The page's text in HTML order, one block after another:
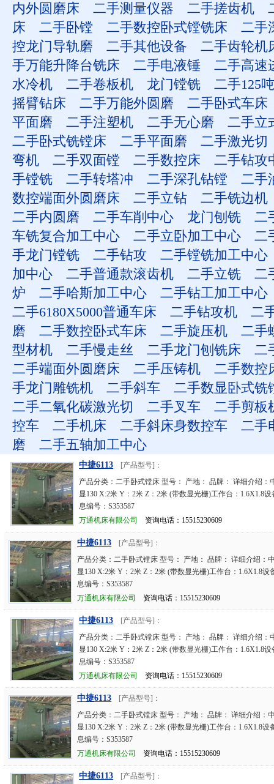
内外圆磨床
二手测量仪器 二手搓齿机
床
二手卧镗 二手数控卧式镗铣床
二手
控龙门导轨磨
二手其他设备
二手齿轮机
手万能升降台铣床
二手电液锤
二手高速
水冷机
二手卷板机 龙门镗铣
二手125
摇臂钻床
二手万能外圆磨
二手卧式车床
平面磨
二手注塑机 二手无心磨
二手立
二手卧式铣镗床
二手平面磨
二手激光切
弯机
二手双面镗 二手数控床
二手钻攻
手镗铣
二手转塔冲 二手深孔钻镗
二手
数控端面外圆磨床
二手立钻
二手铣边机
二手内圆磨
二手车削中心 龙门刨铣
二
车铣复合加工中心
二手立卧加工中心
二
手龙门镗铣
二手钻攻
二手镗铣加工中心
加中心
二手普通款滚齿机 二手立铣
二
炉
二手哈斯加工中心
二手钻工加工中心
二手6180X5000普通车床
二手钻攻机
二
磨
二手数控卧式车床 二手旋压机
二手
型材机
二手慢走丝 二手龙门刨铣床
二
二手端面外圆磨床
二手压铸机
二手数控
手龙门雕铣机
二手斜车
二手数显卧式铣
二手二氧化碳激光切
二手叉车
二手剪板
控车
二手机床 二手斜床身数控车
二手
磨
二手五轴加工中心
中捷6113
[产品型号]：
产品分类：二手卧式镗床 型号： 产地： 品牌： 详细介绍：
显130 X:2米 Y：2米 Z：2米 (带数显光栅)工作台：1.6X1.8
息编号：S353587
万通机床有限公司
资询电话：15515230609
中捷6113
[产品型号]：
产品分类：二手卧式镗床 型号： 产地： 品牌： 详细介绍：
显130 X:2米 Y：2米 Z：2米 (带数显光栅)工作台：1.6X1.8设
息编号：S353587
万通机床有限公司
资询电话：15515230609
中捷6113
[产品型号]：
产品分类：二手卧式镗床 型号： 产地： 品牌： 详细介绍：
显130 X:2米 Y：2米 Z：2米 (带数显光栅)工作台：1.6X1.8
息编号：S353587
万通机床有限公司
资询电话：15515230609
中捷6113
[产品型号]：
产品分类：二手卧式镗床 型号： 产地： 品牌： 详细介绍：
显130 X:2米 Y：2米 Z：2米 (带数显光栅)工作台：1.6X1.8设
息编号：S353587
万通机床有限公司
资询电话：15515230609
中捷6113 [产品型号]：